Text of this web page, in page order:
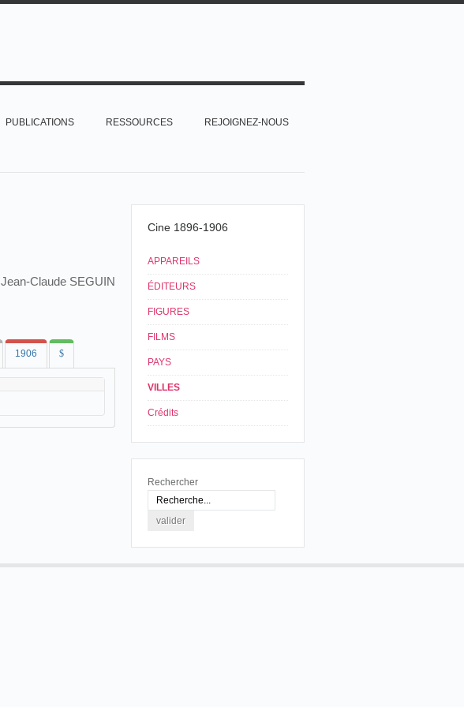
PUBLICATIONS RESSOURCES REJOIGNEZ-NOUS
Jean-Claude SEGUIN
1906 $
Cine 1896-1906
APPAREILS
ÉDITEURS
FIGURES
FILMS
PAYS
VILLES
Crédits
Rechercher